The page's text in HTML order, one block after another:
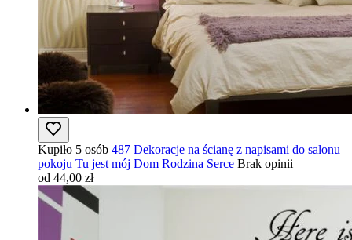
Kupiło 5 osób 487 Dekoracje na ścianę z napisami do salonu
pokoju Tu jest mój Dom Rodzina Serce Brak opinii
od 44,00 zł